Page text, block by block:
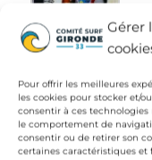
Gérer
Pour offrir les meilleures
les cookies pour stocker et/
consentir à ces
le comportement de
consentir ou de retirer son
certaines caractéristiques et
Publié dans
Départementale
Étiquettes Carcans
surf Lacanau Surf